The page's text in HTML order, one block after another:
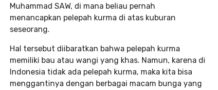
Muhammad SAW, di mana beliau pernah
menancapkan pelepah kurma di atas kuburan
seseorang.
Hal tersebut diibaratkan bahwa pelepah kurma
memiliki bau atau wangi yang khas. Namun, karena di
Indonesia tidak ada pelepah kurma, maka kita bisa
menggantinya dengan berbagai macam bunga yang